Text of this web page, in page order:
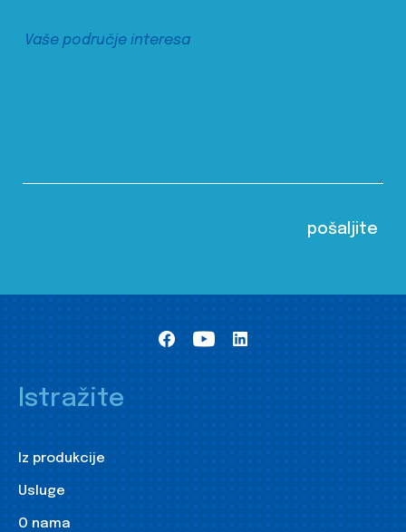
Istražite
Iz produkcije
Usluge
O nama